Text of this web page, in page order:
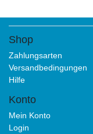
Shop
Zahlungsarten
Versandbedingungen
Hilfe
Konto
Mein Konto
Login